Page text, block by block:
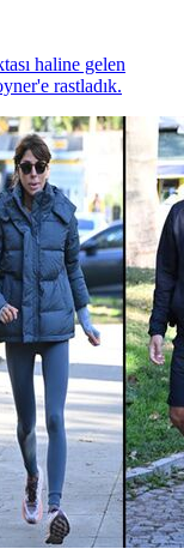
haline gelen
rastladık.